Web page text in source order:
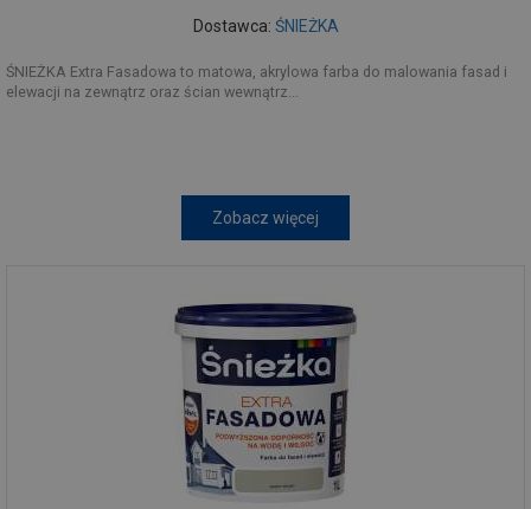
Dostawca: ŚNIEŻKA
ŚNIEŻKA Extra Fasadowa to matowa, akrylowa farba do malowania fasad i
elewacji na zewnątrz oraz ścian wewnątrz...
Zobacz więcej